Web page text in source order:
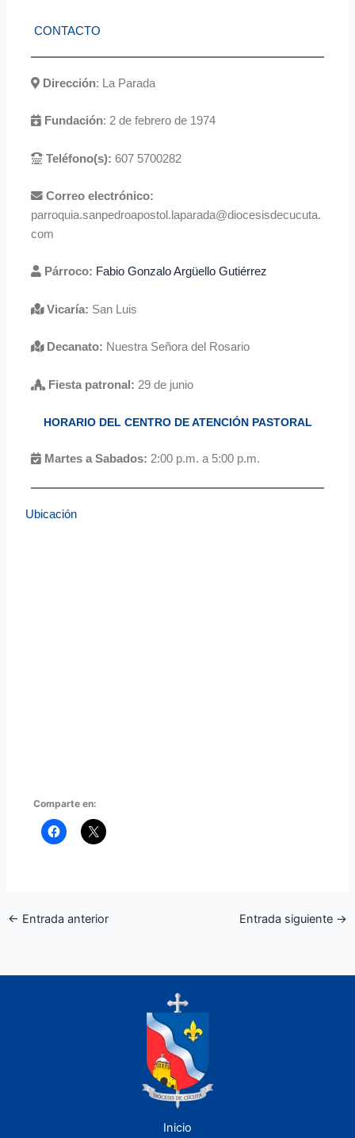
CONTACTO
Dirección: La Parada
Fundación: 2 de febrero de 1974
Teléfono(s): 607 5700282
Correo electrónico:
parroquia.sanpedroapostol.laparada@diocesisdecucuta.
com
Párroco: Fabio Gonzalo Argüello Gutiérrez
Vicaría: San Luis
Decanato: Nuestra Señora del Rosario
Fiesta patronal: 29 de junio
HORARIO DEL CENTRO DE ATENCIÓN PASTORAL
Martes a Sabados: 2:00 p.m. a 5:00 p.m.
Ubicación
Comparte en:
← Entrada anterior Entrada siguiente →
Inicio